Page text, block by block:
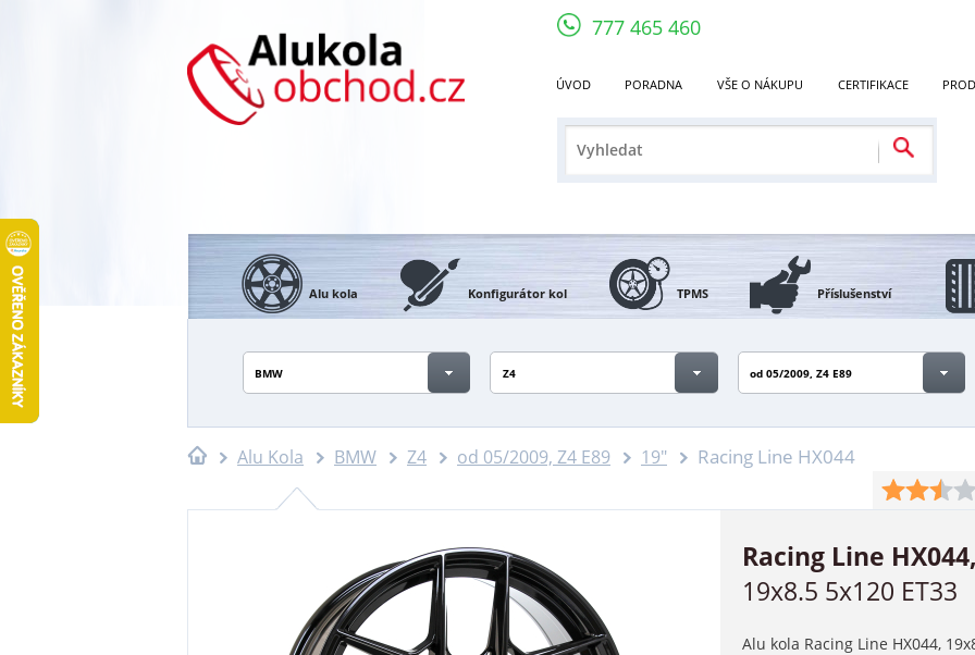
777 465 460
ÚVOD PORADNA VŠE O NÁKUPU CERTIFIKACE
Alu kola Konfigurátor kol TPMS Příslušenství
BMW Z4 od 05/2009, Z4 E89
Alu Kola BMW Z4 od 05/2009, Z4 E89 19" Racing Line HX044
Racing Line
19x8.5 5x120 ET33
Alu kola Racing Line HX044,